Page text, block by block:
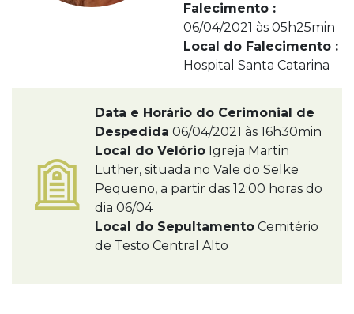
Falecimento :
06/04/2021 às 05h25min
Local do Falecimento :
Hospital Santa Catarina
Data e Horário do Cerimonial de
Despedida 06/04/2021 às 16h30min
Local do Velório Igreja Martin
Luther, situada no Vale do Selke
Pequeno, a partir das 12:00 horas do
dia 06/04
Local do Sepultamento Cemitério
de Testo Central Alto